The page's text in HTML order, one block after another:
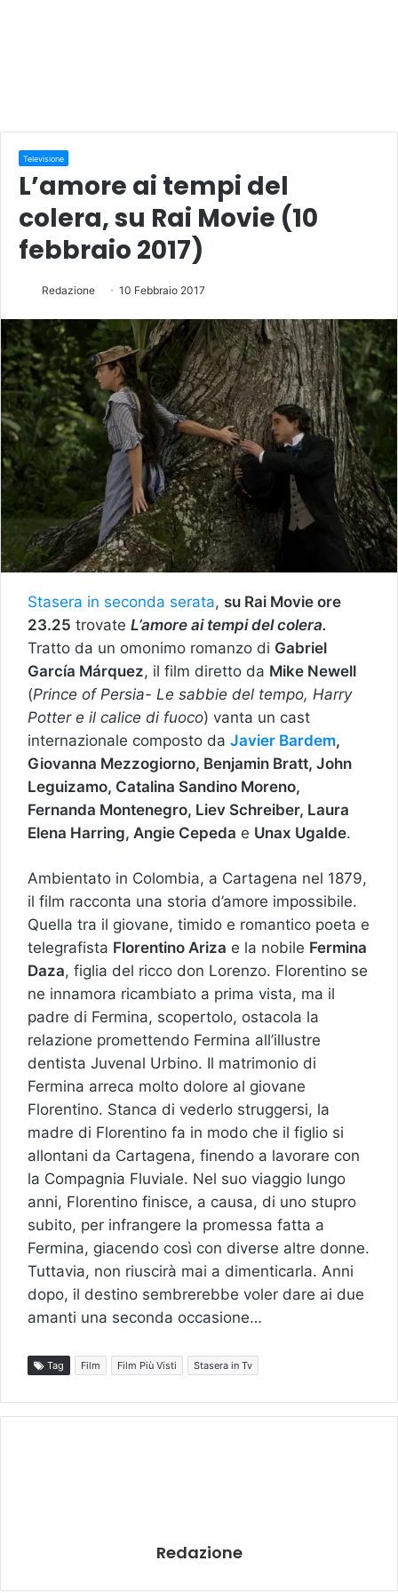
Televisione
L’amore ai tempi del
colera, su Rai Movie (10
febbraio 2017)
Redazione 10 Febbraio 2017
Stasera in seconda serata, su Rai Movie ore
23.25 trovate L’amore ai tempi del colera.
Tratto da un omonimo romanzo di Gabriel
García Márquez, il film diretto da Mike Newell
(Prince of Persia- Le sabbie del tempo, Harry
Potter e il calice di fuoco) vanta un cast
internazionale composto da Javier Bardem,
Giovanna Mezzogiorno, Benjamin Bratt, John
Leguizamo, Catalina Sandino Moreno,
Fernanda Montenegro, Liev Schreiber, Laura
Elena Harring, Angie Cepeda e Unax Ugalde.
Ambientato in Colombia, a Cartagena nel 1879,
il film racconta una storia d’amore impossibile.
Quella tra il giovane, timido e romantico poeta e
telegrafista Florentino Ariza e la nobile Fermina
Daza, figlia del ricco don Lorenzo. Florentino se
ne innamora ricambiato a prima vista, ma il
padre di Fermina, scopertolo, ostacola la
relazione promettendo Fermina all’illustre
dentista Juvenal Urbino. Il matrimonio di
Fermina arreca molto dolore al giovane
Florentino. Stanca di vederlo struggersi, la
madre di Florentino fa in modo che il figlio si
allontani da Cartagena, finendo a lavorare con
la Compagnia Fluviale. Nel suo viaggio lungo
anni, Florentino finisce, a causa, di uno stupro
subito, per infrangere la promessa fatta a
Fermina, giacendo così con diverse altre donne.
Tuttavia, non riuscirà mai a dimenticarla. Anni
dopo, il destino sembrerebbe voler dare ai due
amanti una seconda occasione…
Tag Film Film Più Visti Stasera in Tv
Redazione